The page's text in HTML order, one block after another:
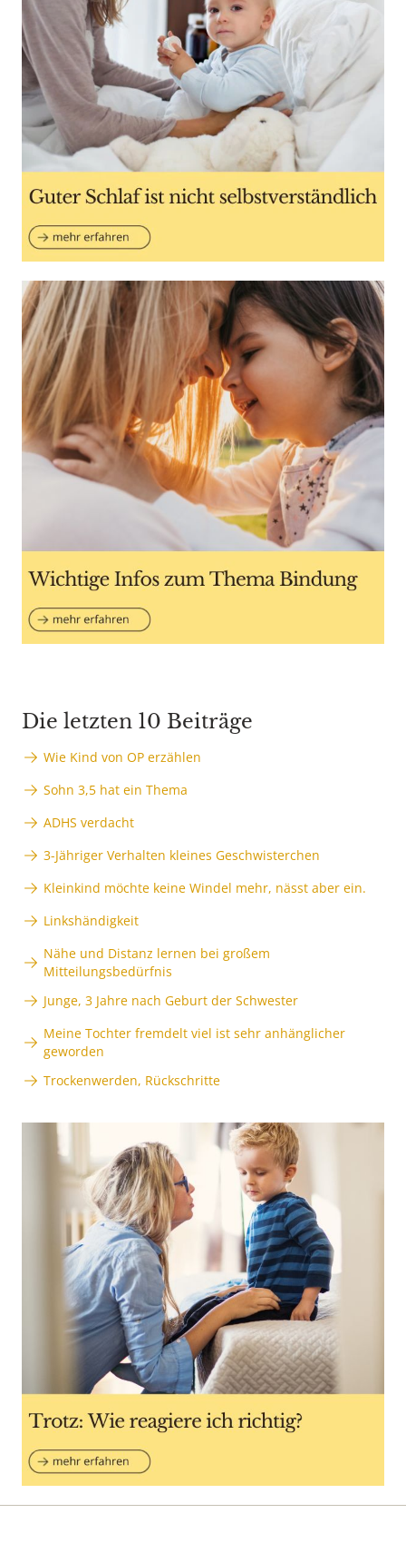
Die letzten 10 Beiträge
Wie Kind von OP erzählen
Sohn 3,5 hat ein Thema
ADHS verdacht
3-Jähriger Verhalten kleines Geschwisterchen
Kleinkind möchte keine Windel mehr, nässt aber ein.
Linkshändigkeit
Nähe und Distanz lernen bei großem
Mitteilungsbedürfnis
Junge, 3 Jahre nach Geburt der Schwester
Meine Tochter fremdelt viel ist sehr anhänglicher
geworden
Trockenwerden, Rückschritte